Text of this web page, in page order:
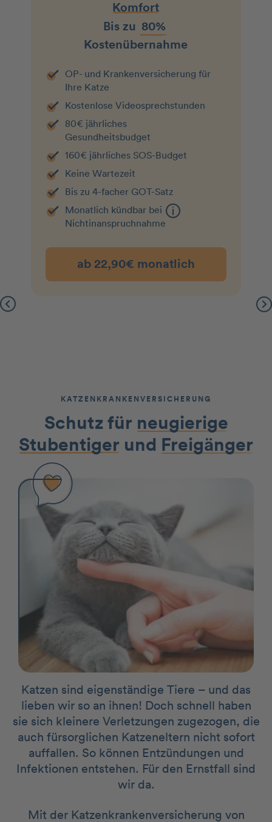
Komfort
Bis zu 80%
Kostenübernahme
OP- und Krankenversicherung für
Ihre Katze
Kostenlose Videosprechstunden
80€ jährliches
Gesundheitsbudget
160€ jährliches SOS-Budget
Keine Wartezeit
Bis zu 4-facher GOT-Satz
Monatlich kündbar bei
Nichtin­an­spruchnahme
ab 22,90€ monatlich
KATZENKRANKENVERSICHERUNG
Schutz für neugierige
Stubentiger und Freigänger
Katzen sind eigenständige Tiere – und das
lieben wir so an ihnen! Doch schnell haben
sie sich kleinere Verletzungen zugezogen, die
auch fürsorglichen Katzeneltern nicht sofort
auffallen. So können Entzündungen und
Infektionen entstehen. Für den Ernstfall sind
wir da.
Mit der Katzenkrankenversicherung von